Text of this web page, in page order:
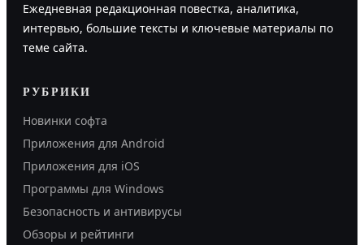
Ежедневная редакционная повестка, аналитика,
интервью, большие тексты и ключевые материалы по
теме сайта.
РУБРИКИ
Новинки софта
Приложения для Android
Приложения для iOS
Программы для Windows
Безопасность и антивирусы
Обзоры и рейтинги